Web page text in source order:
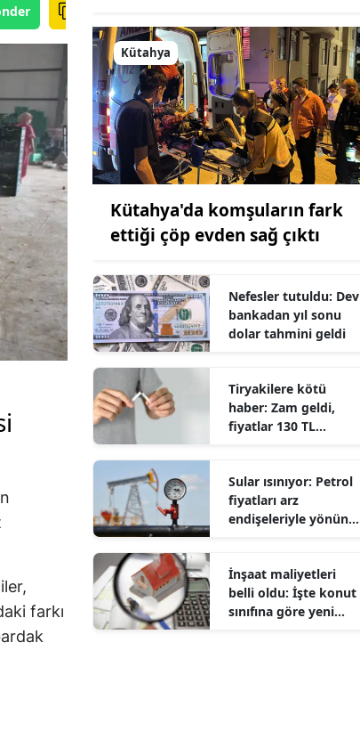
farkı
Kütahya
Kütahya'da komşuların fark
ettiği çöp evden sağ çıktı
Nefesler tutuldu: Dev
bankadan yıl sonu
dolar tahmini geldi
Tiryakilere kötü
haber: Zam geldi,
fiyatlar 130 TL
Sular ısınıyor: Petrol
fiyatları arz
endişeleriyle yönünü
İnşaat maliyetleri
belli oldu: İşte konut
sınıfına göre yeni